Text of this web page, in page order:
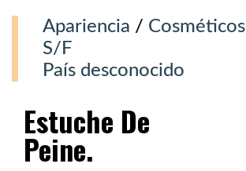
Apariencia / Cosméticos
S/F
País desconocido
Estuche De
Peine.